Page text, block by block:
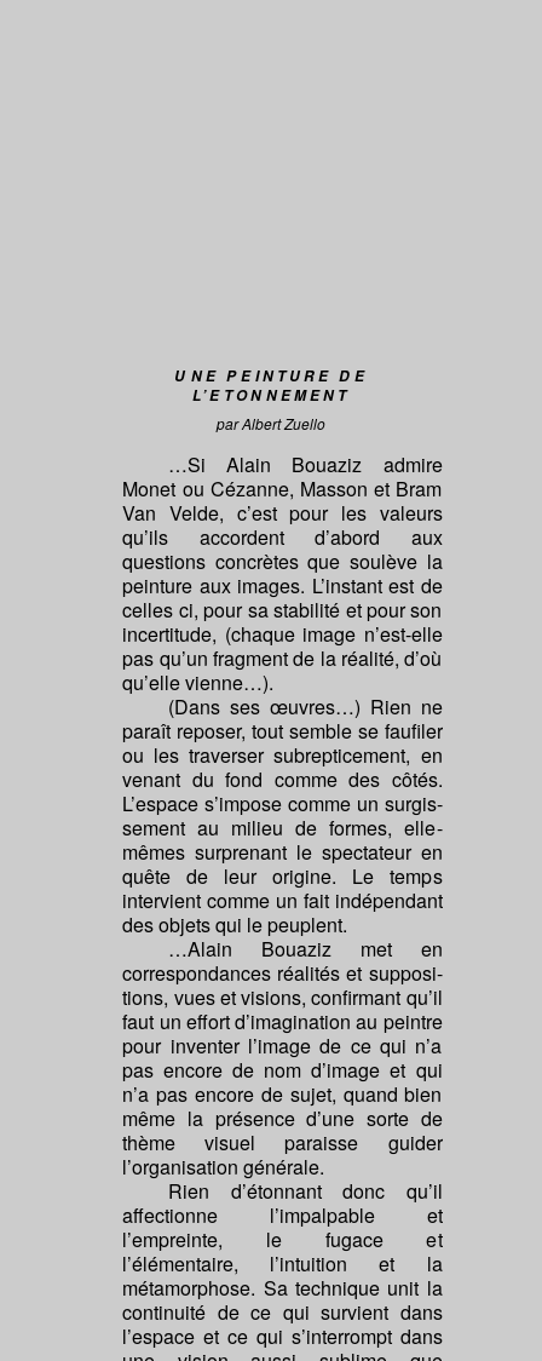
U NEPEINTURE DE
L’E TONNEMENT
par Albert Zuello
…Si Alain Bouaziz admire
Monet ou Cézanne, Masson et Bram
Van Velde, c’est pour les valeurs
qu’ils accordent d’abord aux
questions concrètes que soulève la
peinture aux images. L’instant est de
celles ci, pour sa stabilité et pour son
incertitude, (chaque image n’est-elle
pas qu’un fragment de la réalité, d’où
qu’elle vienne…).
(Dans ses œuvres…) Rien ne
paraît reposer, tout semble se faufiler
ou les traverser subrepticement, en
venant du fond comme des côtés.
L’espace s’impose comme un surgis-
sement au milieu de formes, elle-
mêmes surprenant le spectateur en
quête de leur origine. Le temps
intervient comme un fait indépendant
des objets qui le peuplent.
…Alain Bouaziz met en
correspondances réalités et supposi-
tions, vues et visions, confirmant qu’il
faut un effort d’imagination au peintre
pour inventer l’image de ce qui n’a
pas encore de nom d’image et qui
n’a pas encore de sujet, quand bien
même la présence d’une sorte de
thème visuel paraisse guider
l’organisation générale.
Rien d’étonnant donc qu’il
affectionne l’impalpable et
l’empreinte, le fugace et
l’élémentaire, l’intuition et la
métamorphose. Sa technique unit la
continuité de ce qui survient dans
l’espace et ce qui s’interrompt dans